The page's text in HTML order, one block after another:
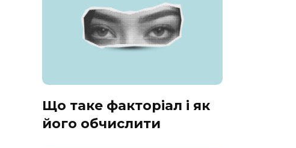
Що таке факторіал і як
його обчислити